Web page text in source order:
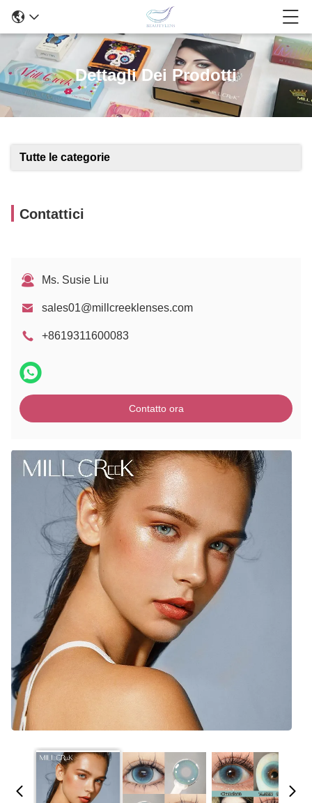
Dettagli Dei Prodotti
Tutte le categorie
Contattici
Ms. Susie Liu
sales01@millcreeklenses.com
+8619311600083
Contatto ora